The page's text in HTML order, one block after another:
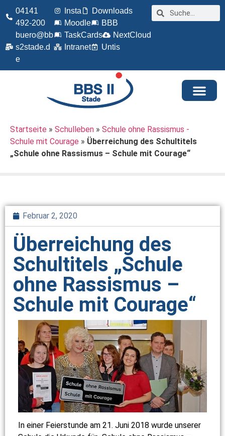
04141
492-200
buero@bb
s2stade.d
e
Insta
Downloads
Moodle
BBB
TaskCards
NextCloud
Intranet
Untis
Startseite » Schulleben » Schule ohne Rassismus -
Schule mit Courage » Überreichung des Schultitels
„Schule ohne Rassismus – Schule mit Courage“
Februar 2, 2020
Überreichung des
Schultitels „Schule
ohne Rassismus –
Schule mit Courage“
In einer Feierstunde am 21. Juni 2018 wurde unserer